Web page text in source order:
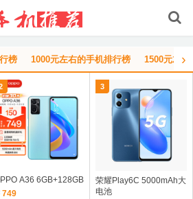
榜 1000元左右的手机排行榜 1500元左›
A36 6GB+128GB
749
3
荣耀Play6C 5000mAh大
电池